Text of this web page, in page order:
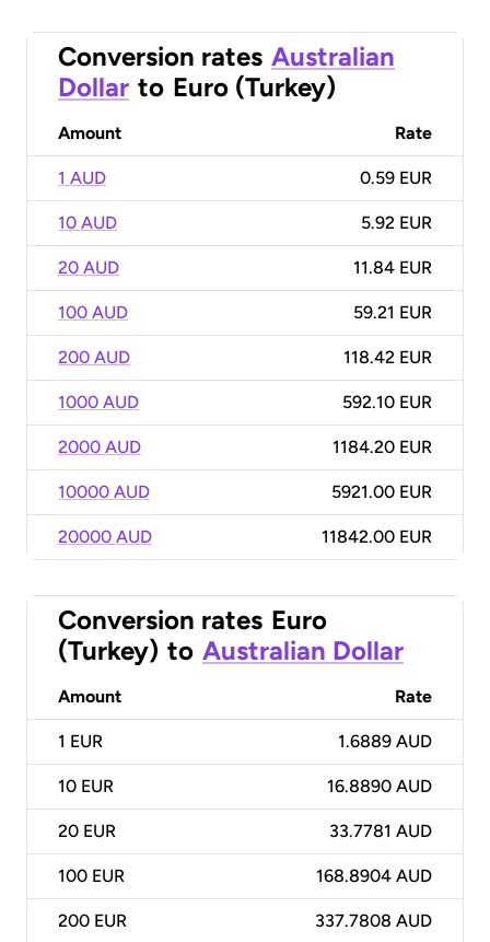
Conversion rates Australian
Dollar to Euro (Turkey)
Amount Rate
1 AUD 0.59 EUR
10 AUD 5.92 EUR
20 AUD 11.84 EUR
100 AUD 59.21 EUR
200 AUD 118.42 EUR
1000 AUD 592.10 EUR
2000 AUD 1184.20 EUR
10000 AUD 5921.00 EUR
20000 AUD 11842.00 EUR
Conversion rates Euro
(Turkey) to Australian Dollar
Amount Rate
1 EUR 1.6889 AUD
10 EUR 16.8890 AUD
20 EUR 33.7781 AUD
100 EUR 168.8904 AUD
200 EUR 337.7808 AUD